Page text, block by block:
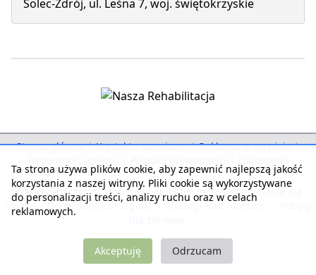
Solec-Zdrój, ul. Leśna 7, woj. świętokrzyskie
Strona główna | Kontakt z serwisem | Reklama w serwisie |
Warto zobaczyć: Turnusy rehabilitacyjne - Rehabilitacja dla
dzieci - Domy Seniora i Opieki - Noclegi nad morzem
Ta strona używa plików cookie, aby zapewnić najlepszą jakość
korzystania z naszej witryny. Pliki cookie są wykorzystywane
do personalizacji treści, analizy ruchu oraz w celach
reklamowych.
Akceptuję Odrzucam